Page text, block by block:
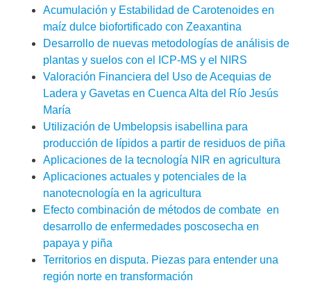
Acumulación y Estabilidad de Carotenoides en
maíz dulce biofortificado con Zeaxantina
Desarrollo de nuevas metodologías de análisis de
plantas y suelos con el ICP-MS y el NIRS
Valoración Financiera del Uso de Acequias de
Ladera y Gavetas en Cuenca Alta del Río Jesús
María
Utilización de Umbelopsis isabellina para
producción de lípidos a partir de residuos de piña
Aplicaciones de la tecnología NIR en agricultura
Aplicaciones actuales y potenciales de la
nanotecnología en la agricultura
Efecto combinación de métodos de combate en
desarrollo de enfermedades poscosecha en
papaya y piña
Territorios en disputa. Piezas para entender una
región norte en transformación